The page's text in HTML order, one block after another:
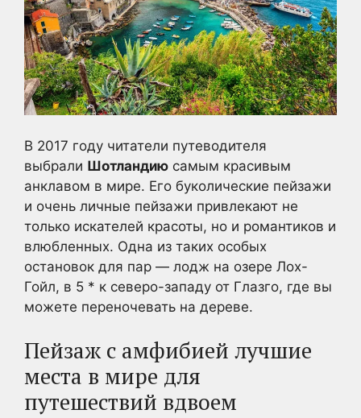
В 2017 году читатели путеводителя
выбрали Шотландию самым красивым
анклавом в мире. Его буколические пейзажи
и очень личные пейзажи привлекают не
только искателей красоты, но и романтиков и
влюбленных. Одна из таких особых
остановок для пар — лодж на озере Лох-
Гойл, в 5 * к северо-западу от Глазго, где вы
можете переночевать на дереве.
Пейзаж с амфибией лучшие
места в мире для
путешествий вдвоем